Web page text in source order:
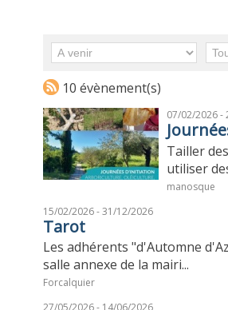
10 évènement(s)
07/02/2026 -
Tailler
utiliser
manosque
15/02/2026 - 31/12/2026
Tarot
Les adhérents "d'Automne
salle annexe de la mairi...
Forcalquier
27/05/2026 - 14/06/2026